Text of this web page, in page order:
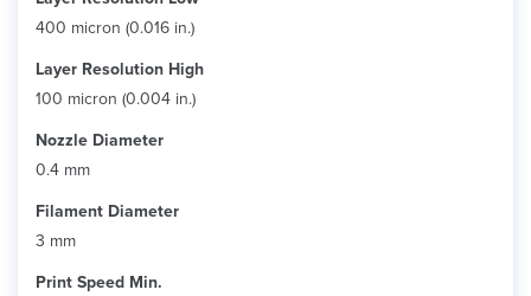
400 micron (0.016 in.)
Layer Resolution High
100 micron (0.004 in.)
Nozzle Diameter
0.4 mm
Filament Diameter
3 mm
Print Speed Min.